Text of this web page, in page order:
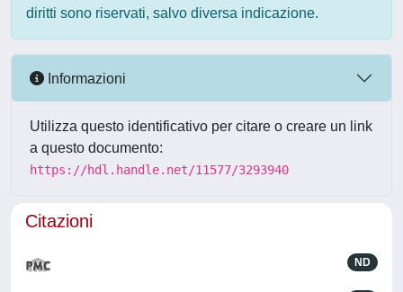
diritti sono riservati, salvo diversa indicazione.
Informazioni
Utilizza questo identificativo per citare o creare un link
a questo documento:
https://hdl.handle.net/11577/3293940
Citazioni
ND